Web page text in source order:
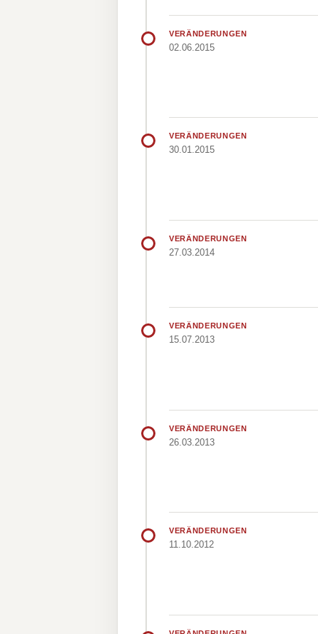
VERÄNDERUNGEN
02.06.2015
VERÄNDERUNGEN
30.01.2015
VERÄNDERUNGEN
27.03.2014
VERÄNDERUNGEN
15.07.2013
VERÄNDERUNGEN
26.03.2013
VERÄNDERUNGEN
11.10.2012